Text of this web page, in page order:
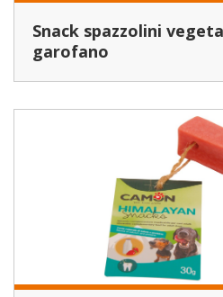
Snack spazzolini vegetali Camon Brush al
garofano